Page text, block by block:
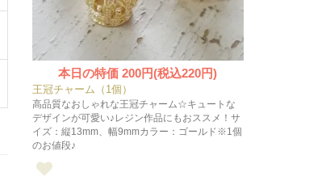
本日の特価200円(税込220円)
王冠チャーム（1個）
高品質なおしゃれな王冠チャーム☆キュートな
デザインが可愛い♪レジン作品にもおススメ！サ
イズ：縦13mm、幅9mmカラー：ゴールド※1個
のお値段♪